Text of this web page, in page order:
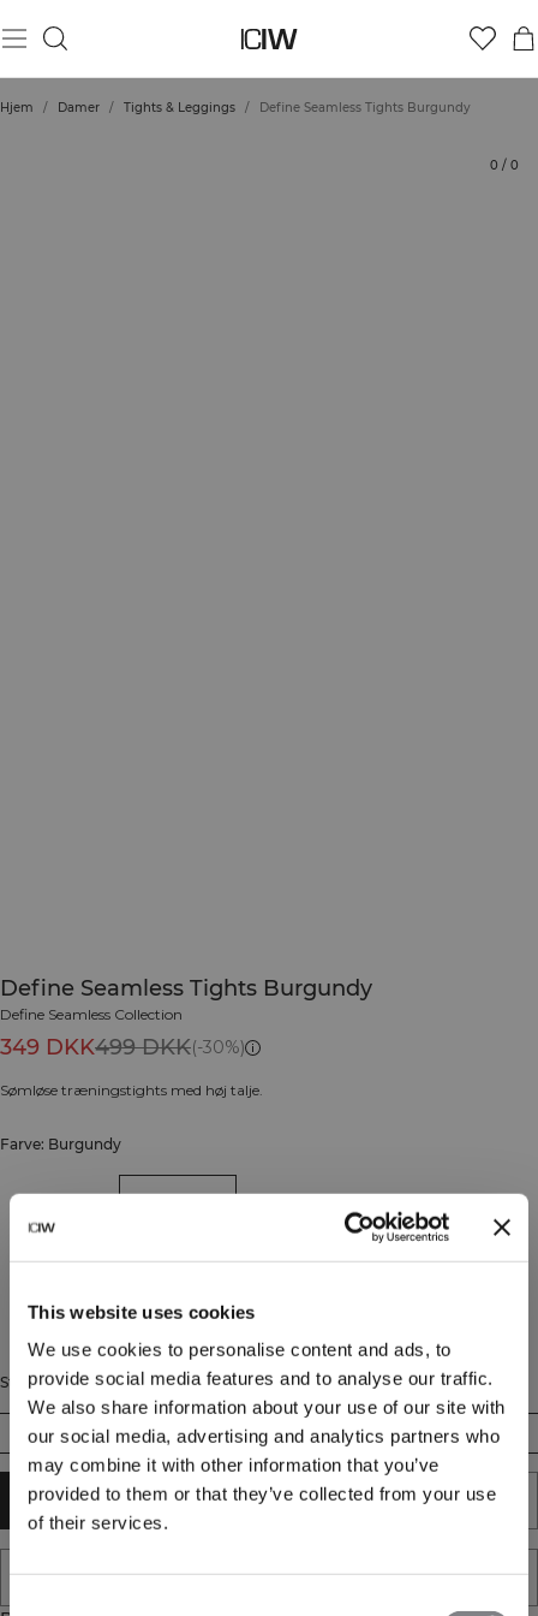
This website uses cookies
We use cookies to personalise content and ads, to
provide social media features and to analyse our traffic.
We also share information about your use of our site with
our social media, advertising and analytics partners who
may combine it with other information that you’ve
provided to them or that they’ve collected from your use
of their services.
Consent
Hjem / Damer / Tights & Leggings / Define Seamless Tights Burgundy
0 / 0
Define Seamless Tights Burgundy
Define Seamless Collection
349 DKK499 DKK(-30%)
Sømløse træningstights med høj talje.
Farve: Burgundy
Størrelse
XS S M L XL XXL
TILFØJ TIL KURV
TILFØJ TIL ØNSKESKYEN